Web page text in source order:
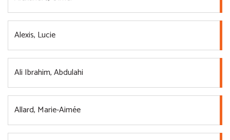
Alexis, Lucie
Ali Ibrahim, Abdulahi
Allard, Marie-Aimée